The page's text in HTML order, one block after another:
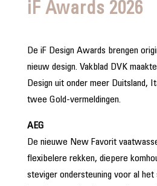
iF Awards 2026
De iF Design Awards brengen
nieuw design. Vakblad DVK
Design uit onder meer Duitsland,
twee Gold-vermeldingen.
AEG
De nieuwe New Favorit
flexibelere rekken, diepere
steviger ondersteuning voor al